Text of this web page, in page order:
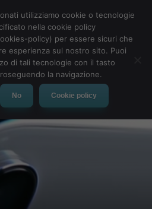
utilizziamo cookie o tecnologie
nella cookie policy
policy) per essere sicuri che
esperienza sul nostro sito. Puoi
di tali tecnologie con il tasto
la navigazione.
No Cookie policy